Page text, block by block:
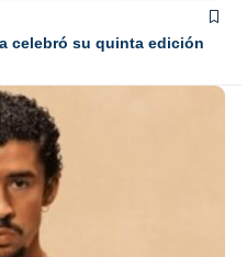
celebró su quinta edición